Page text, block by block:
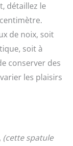
détaillez le
de noix, soit
soit à
conserver des
les plaisirs
(cette spatule